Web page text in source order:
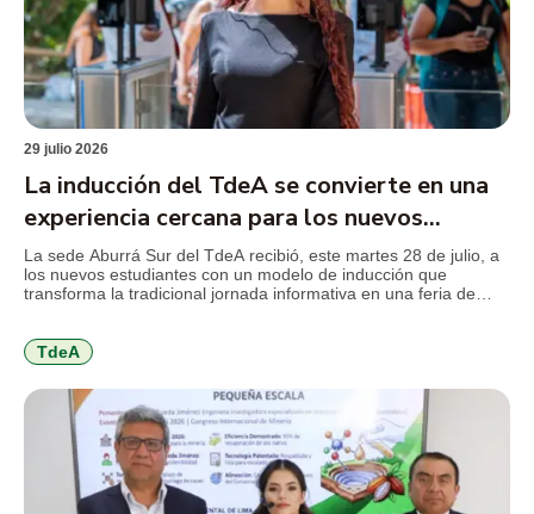
29 julio 2026
La inducción del TdeA se convierte en una
experiencia cercana para los nuevos
estudiantes
La sede Aburrá Sur del TdeA recibió, este martes 28 de julio, a
los nuevos estudiantes con un modelo de inducción que
transforma la tradicional jornada informativa en una feria de
programas y beneficios que encontrarán durante […]
TdeA